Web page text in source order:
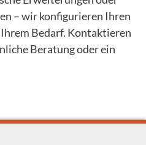
– wir konfigurieren Ihren
Bedarf. Kontaktieren
Beratung oder ein